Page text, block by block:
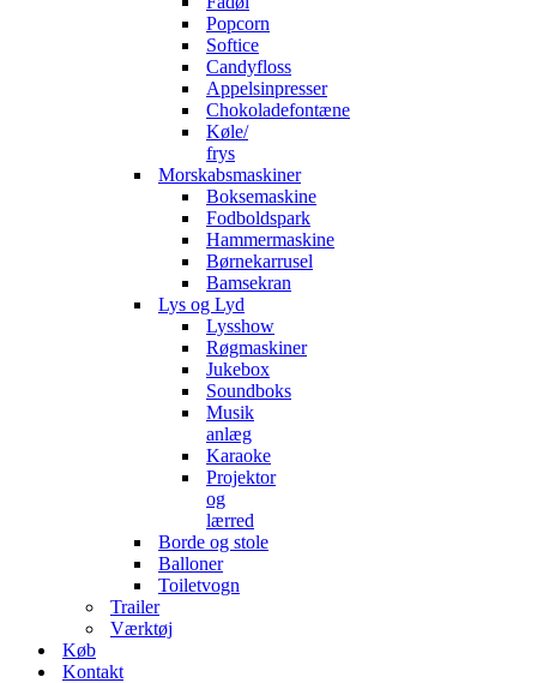
Popcorn
Softice
Candyfloss
Appelsinpresser
Chokoladefontæne
Køle/
frys
Morskabsmaskiner
Boksemaskine
Fodboldspark
Hammermaskine
Børnekarrusel
Bamsekran
Lys og Lyd
Lysshow
Røgmaskiner
Jukebox
Soundboks
Musik
anlæg
Karaoke
Projektor
og
lærred
Borde og stole
Balloner
Toiletvogn
Trailer
Værktøj
Køb
Kontakt